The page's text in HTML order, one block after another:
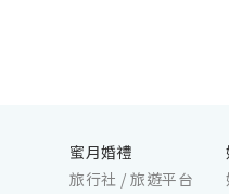
蜜月婚禮
旅行社 / 旅遊平台